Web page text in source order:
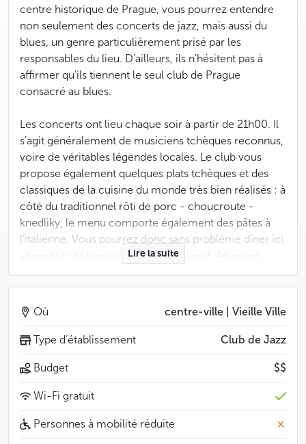
centre historique de Prague, vous pourrez entendre
non seulement des concerts de jazz, mais aussi du
blues, un genre particulièrement prisé par les
responsables du lieu. D’ailleurs, ils n’hésitent pas à
affirmer qu’ils tiennent le seul club de Prague
consacré au blues.
Les concerts ont lieu chaque soir à partir de 21h00. Il
s’agit généralement de musiciens tchèques reconnus,
voire de véritables légendes locales. Le club vous
propose également quelques plats tchèques et des
classiques de la cuisine du monde très bien réalisés : à
côté du traditionnel rôti de porc - choucroute -
knedliky, le menu comporte également des pâtes à
l’italienne. Vous pourrez donc sans problème dîner ici
et profiter de la musique jusqu’à minuit. Attention,
cependant, l’Ungelt n’est pas un club conçu pour faire
la fête toute la nuit.
Par temps chaud, la terrasse est l’endroit idéal pour
prendre un déjeuner un peu tardif : on y sert jusqu’à
14h00.
Lire la suite
Où centre-ville | Vieille Ville
Type d’établissement Club de Jazz
Budget $$
Wi-Fi gratuit
Personnes à mobilité réduite